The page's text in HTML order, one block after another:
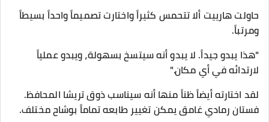
​حاولت هارييت ألا تتحمس كثيراً واختارت تصميماً واحداً بسيطاً
ومرتباً.
"هذا يبدو جيداً. لا يبدو أنه سيتسخ بسهولة، ويبدو عملياً
لارتدائه في أي مكان."
لقد اختارته أيضاً ظناً منها أنه سيناسب ذوق تريشا المحافظ.
فستان رمادي غامق يمكن تغيير طابعه تماماً بوشاح مختلف.